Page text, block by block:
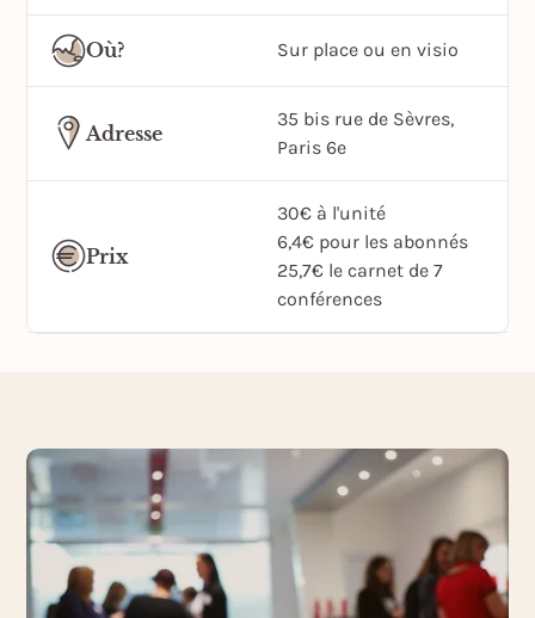
Où? Sur place ou en visio
Adresse
35 bis rue de Sèvres,
Paris 6e
Prix
30€ à l'unité
6,4€ pour les abonnés
25,7€ le carnet de 7
conférences